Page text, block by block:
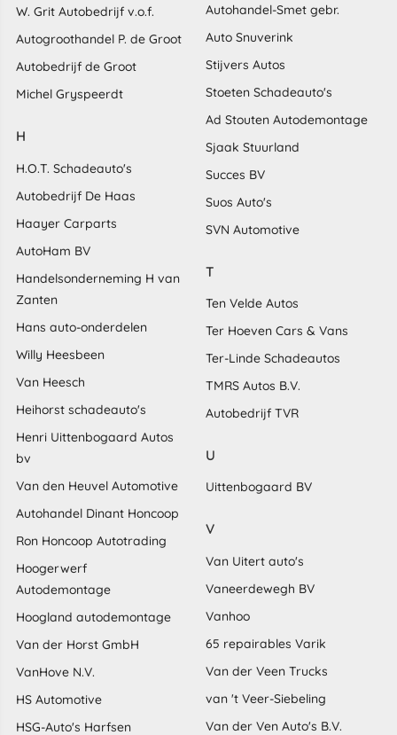
W. Grit Autobedrijf v.o.f.
Autogroothandel P. de Groot
Autobedrijf de Groot
Michel Gryspeerdt
H
H.O.T. Schadeauto's
Autobedrijf De Haas
Haayer Carparts
AutoHam BV
Handelsonderneming H van
Zanten
Hans auto-onderdelen
Willy Heesbeen
Van Heesch
Heihorst schadeauto's
Henri Uittenbogaard Autos
bv
Van den Heuvel Automotive
Autohandel Dinant Honcoop
Ron Honcoop Autotrading
Hoogerwerf
Autodemontage
Hoogland autodemontage
Van der Horst GmbH
VanHove N.V.
HS Automotive
HSG-Auto's Harfsen
Autohandel-Smet gebr.
Auto Snuverink
Stijvers Autos
Stoeten Schadeauto's
Ad Stouten Autodemontage
Sjaak Stuurland
Succes BV
Suos Auto's
SVN Automotive
T
Ten Velde Autos
Ter Hoeven Cars & Vans
Ter-Linde Schadeautos
TMRS Autos B.V.
Autobedrijf TVR
U
Uittenbogaard BV
V
Van Uitert auto's
Vaneerdewegh BV
Vanhoo
65 repairables Varik
Van der Veen Trucks
van 't Veer-Siebeling
Van der Ven Auto's B.V.